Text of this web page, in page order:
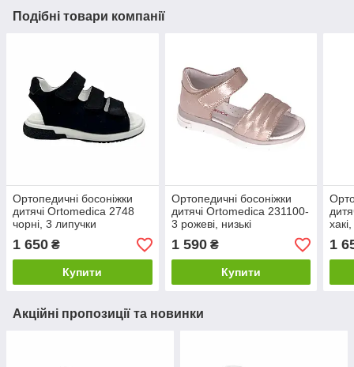
Подібні товари компанії
Ортопедичні босоніжки
дитячі Ortomedica 2748
чорні, 3 липучки
1 650 ₴
Купити
Ортопедичні босоніжки
дитячі Ortomedica 231100-
3 рожеві, низькі
1 590₴
Купити
1
Акційні пропозиції та новинки